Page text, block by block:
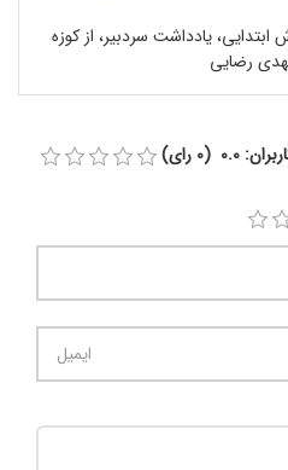
یادداشت سردبیر، از کوزه
رضایی
(0 رای)